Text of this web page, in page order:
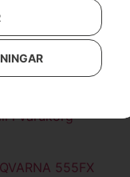
545FXT
kr
i varukorg